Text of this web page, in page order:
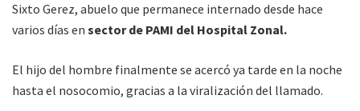
Sixto Gerez, abuelo que permanece internado desde hace
varios días en sector de PAMI del Hospital Zonal.
El hijo del hombre finalmente se acercó ya tarde en la noche
hasta el nosocomio, gracias a la viralización del llamado.